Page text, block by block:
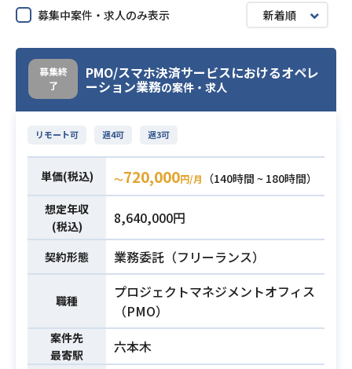
募集中案件・求人のみ表示 新着順
募集終
了
PMO/スマホ決済サービスにおけるオペレ
ーション業務の案件・求人
リモート可 週4可 週3可
単価(税込) 〜720,000円/月
（140時間 ~ 180時間）
想定年収
(税込)
8,640,000円
契約形態 業務委託（フリーランス）
職種
プロジェクトマネジメントオフィス
（PMO）
案件先
最寄駅
六本木